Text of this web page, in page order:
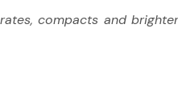
compacts and